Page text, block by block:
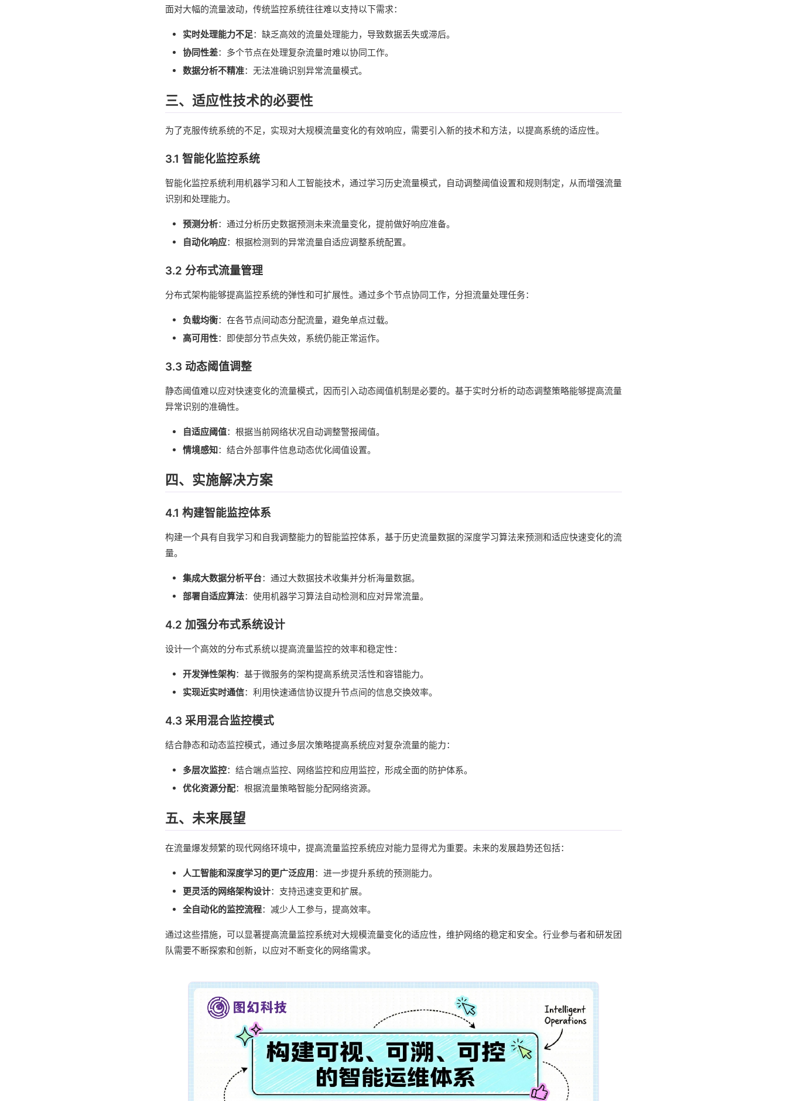
面对大幅的流量波动，传统监控系统往往难以支持以下需求：
实时处理能力不足：缺乏高效的流量处理能力，导致数据丢失或滞后。
协同性差：多个节点在处理复杂流量时难以协同工作。
数据分析不精准：无法准确识别异常流量模式。
三、适应性技术的必要性
为了克服传统系统的不足，实现对大规模流量变化的有效响应，需要引入新的技术和方法，以提高系统的适应性。
3.1 智能化监控系统
智能化监控系统利用机器学习和人工智能技术，通过学习历史流量模式，自动调整阈值设置和规则制定，从而增强流量
识别和处理能力。
预测分析：通过分析历史数据预测未来流量变化，提前做好响应准备。
自动化响应：根据检测到的异常流量自适应调整系统配置。
3.2 分布式流量管理
分布式架构能够提高监控系统的弹性和可扩展性。通过多个节点协同工作，分担流量处理任务：
负载均衡：在各节点间动态分配流量，避免单点过载。
高可用性：即使部分节点失效，系统仍能正常运作。
3.3 动态阈值调整
静态阈值难以应对快速变化的流量模式，因而引入动态阈值机制是必要的。基于实时分析的动态调整策略能够提高流量
异常识别的准确性。
自适应阈值：根据当前网络状况自动调整警报阈值。
情境感知：结合外部事件信息动态优化阈值设置。
四、实施解决方案
4.1 构建智能监控体系
构建一个具有自我学习和自我调整能力的智能监控体系，基于历史流量数据的深度学习算法来预测和适应快速变化的流
量。
集成大数据分析平台：通过大数据技术收集并分析海量数据。
部署自适应算法：使用机器学习算法自动检测和应对异常流量。
4.2 加强分布式系统设计
设计一个高效的分布式系统以提高流量监控的效率和稳定性：
开发弹性架构：基于微服务的架构提高系统灵活性和容错能力。
实现近实时通信：利用快速通信协议提升节点间的信息交换效率。
4.3 采用混合监控模式
结合静态和动态监控模式，通过多层次策略提高系统应对复杂流量的能力：
多层次监控：结合端点监控、网络监控和应用监控，形成全面的防护体系。
优化资源分配：根据流量策略智能分配网络资源。
五、未来展望
在流量爆发频繁的现代网络环境中，提高流量监控系统应对能力显得尤为重要。未来的发展趋势还包括：
人工智能和深度学习的更广泛应用 ：进一步提升系统的预测能力。
更灵活的网络架构设计：支持迅速变更和扩展。
全自动化的监控流程：减少人工参与，提高效率。
通过这些措施，可以显著提高流量监控系统对大规模流量变化的适应性，维护网络的稳定和安全。行业参与者和研发团
队需要不断探索和创新，以应对不断变化的网络需求。